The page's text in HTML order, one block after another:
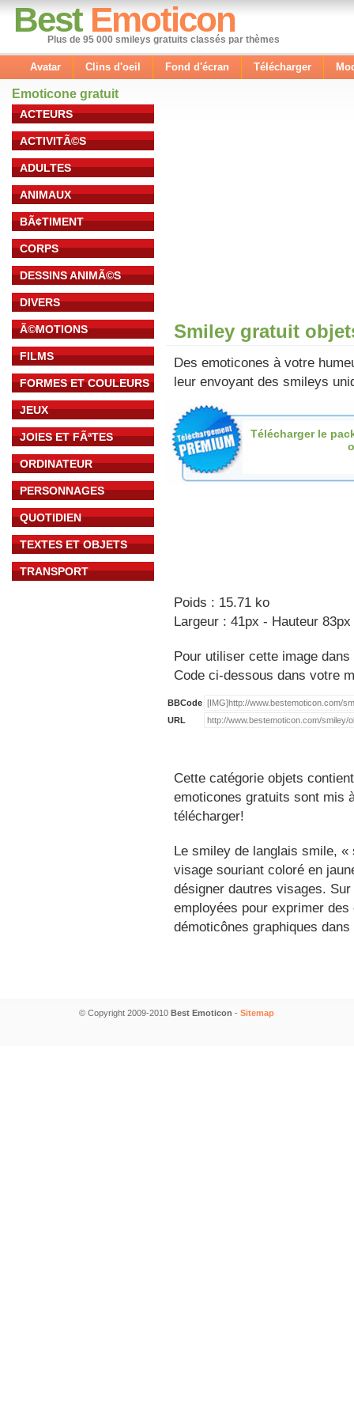
Best Emoticon
Plus de 95 000 smileys gratuits classés par thèmes
Avatar Clins d'oeil Fond d'écran Télécharger
Emoticone gratuit
ACTEURS
ACTIVITÃ©S
ADULTES
ANIMAUX
BÃ¢TIMENT
CORPS
DESSINS ANIMÃ©S
DIVERS
Ã©MOTIONS
FILMS
FORMES ET COULEURS
JEUX
JOIES ET FÃªTES
ORDINATEUR
PERSONNAGES
QUOTIDIEN
TEXTES ET OBJETS
TRANSPORT
Smiley gratuit
Des emoticones à votre
leur envoyant des smileys
Télécharger le
Poids : 15.71 ko
Largeur : 41px - Hauteur 83px
Pour utiliser cette image
Code ci-dessous dans votre
BBCode
URL
Cette catégorie objets
emoticones gratuits sont mis
télécharger!
Le smiley de langlais smile,
visage souriant coloré en
désigner dautres visages.
employées pour exprimer
démoticônes graphiques
© Copyright 2009-2010 Best Emoticon - Sitemap